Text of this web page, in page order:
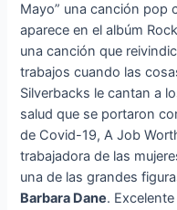
Mayo” una canción pop
aparece en el albúm
una canción que
trabajos cuando las
Silverbacks le cantan a
salud que se portaron
de Covid-19, A Job
trabajadora de las
una de las grandes
Barbara Dane.